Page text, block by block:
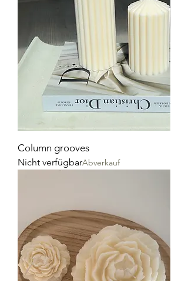
Column grooves
Nicht verfügbarAbverkauf